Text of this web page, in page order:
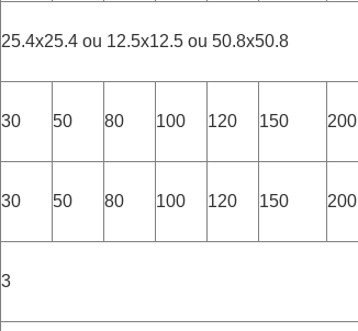
25.4x25.4 ou 12.5x12.5 ou 50.8x50.8
30 50 80 100 120 150 200
30 50 80 100 120 150 200
3